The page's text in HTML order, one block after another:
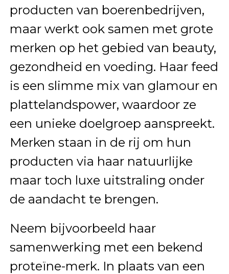
producten van boerenbedrijven,
maar werkt ook samen met grote
merken op het gebied van beauty,
gezondheid en voeding. Haar feed
is een slimme mix van glamour en
plattelandspower, waardoor ze
een unieke doelgroep aanspreekt.
Merken staan in de rij om hun
producten via haar natuurlijke
maar toch luxe uitstraling onder
de aandacht te brengen.
Neem bijvoorbeeld haar
samenwerking met een bekend
proteïne-merk. In plaats van een